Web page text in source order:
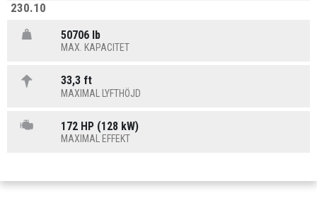
230.10
50706 lb
MAX. KAPACITET
33,3 ft
MAXIMAL LYFTHÖJD
172 HP (128 kW)
MAXIMAL EFFEKT